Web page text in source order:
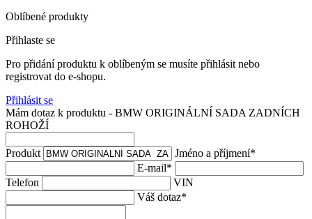
Oblíbené produkty
Přihlaste se
Pro přidání produktu k oblíbeným se musíte přihlásit nebo
registrovat do e-shopu.
Přihlásit se
Mám dotaz k produktu - BMW ORIGINÁLNÍ SADA ZADNÍCH
ROHOŽÍ
Produkt Jméno a příjmení*
E-mail*
Telefon
VIN
Váš dotaz*